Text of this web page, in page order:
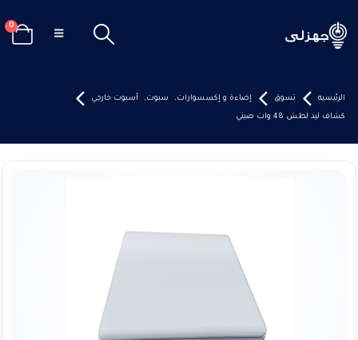
0
الرئيسيه تسوق إضاءة و إكسسوارات, سبوت, أسبوت خارجي
كشاف ليد لطش 48 وات صيني